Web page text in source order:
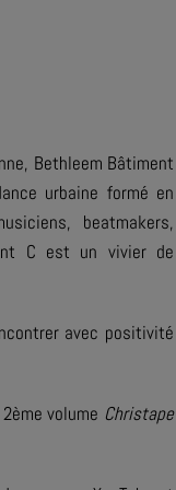
Bethleem Bâtiment
urbaine formé en
beatmakers,
C est un vivier de
avec positivité
volume Christape